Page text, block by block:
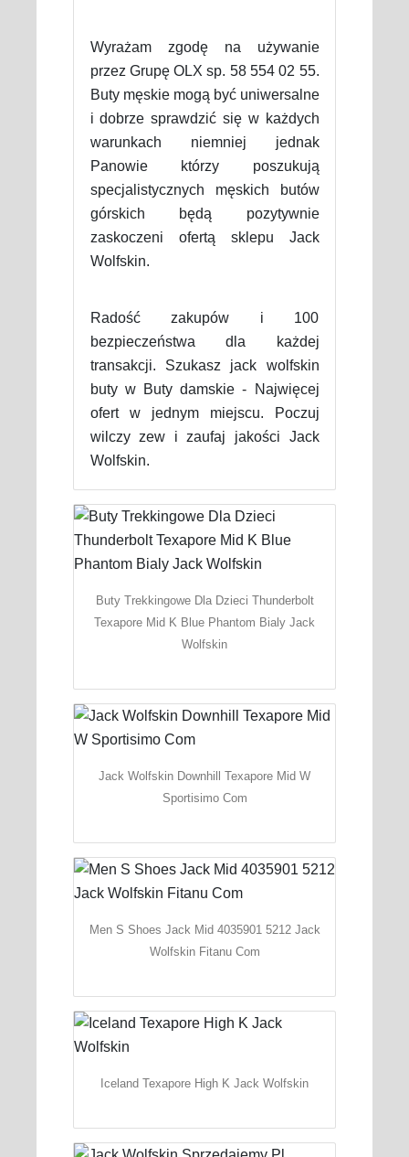
Wyrażam zgodę na używanie
przez Grupę OLX sp. 58 554 02 55.
Buty męskie mogą być uniwersalne
i dobrze sprawdzić się w każdych
warunkach niemniej jednak
Panowie którzy poszukują
specjalistycznych męskich butów
górskich będą pozytywnie
zaskoczeni ofertą sklepu Jack
Wolfskin.
Radość zakupów i 100
bezpieczeństwa dla każdej
transakcji. Szukasz jack wolfskin
buty w Buty damskie - Najwięcej
ofert w jednym miejscu. Poczuj
wilczy zew i zaufaj jakości Jack
Wolfskin.
Buty Trekkingowe Dla Dzieci Thunderbolt
Texapore Mid K Blue Phantom Bialy Jack
Wolfskin
Jack Wolfskin Downhill Texapore Mid W
Sportisimo Com
Men S Shoes Jack Mid 4035901 5212 Jack
Wolfskin Fitanu Com
Iceland Texapore High K Jack Wolfskin